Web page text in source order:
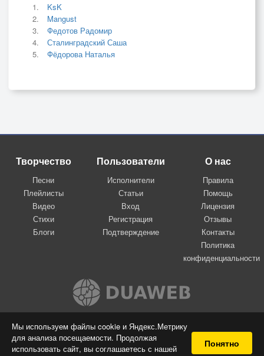
Мы используем файлы cookie и Яндекс.Метрику
для анализа посещаемости. Продолжая
использовать сайт, вы соглашаетесь с нашей
Понятно
KsK
Mangust
Федотов Радомир
Сталинградский Саша
Фёдорова Наталья
Творчество
Песни
Плейлисты
Видео
Стихи
Блоги
Пользователи
Исполнители
Статьи
Вход
Регистрация
Подтверждение
О нас
Правила
Помощь
Лицензия
Отзывы
Контакты
Политика
конфиденциальности
Вконтакте
© 2009-2026 Я-пою
Музыкальный сайт самовыражения